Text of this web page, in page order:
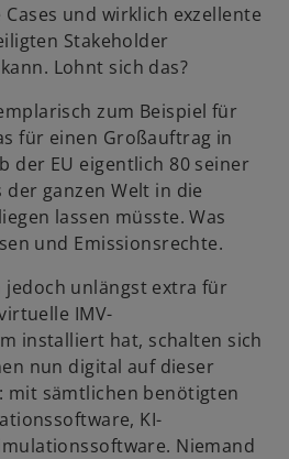
und wirklich exzellente
Stakeholder
Lohnt sich das?
zum Beispiel für
für einen Großauftrag in
der EU eigentlich 80 seiner
der ganzen Welt in die
lassen müsste. Was
und Emissionsrechte.
jedoch unlängst extra für
IMV-
installiert hat, schalten sich
nun digital auf dieser
mit sämtlichen benötigten
KI-
Niemand